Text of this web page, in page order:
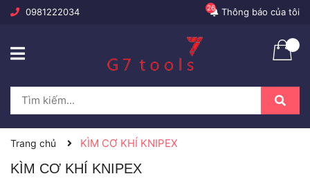
0981222034 Thông báo của tôi
26
Trang chủ KÌM CƠ KHÍ KNIPEX
KÌM CƠ KHÍ KNIPEX